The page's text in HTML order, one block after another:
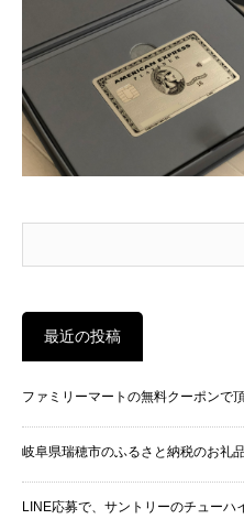
最近の投稿
ファミリーマートの無料クーポンで
岐阜県瑞穂市のふるさと納税のお礼
LINE応募で、サントリーのチューハ